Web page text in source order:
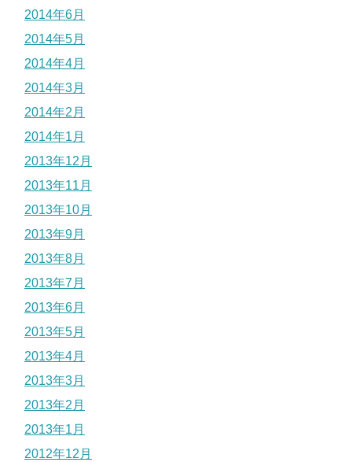
2014年6月
2014年5月
2014年4月
2014年3月
2014年2月
2014年1月
2013年12月
2013年11月
2013年10月
2013年9月
2013年8月
2013年7月
2013年6月
2013年5月
2013年4月
2013年3月
2013年2月
2013年1月
2012年12月